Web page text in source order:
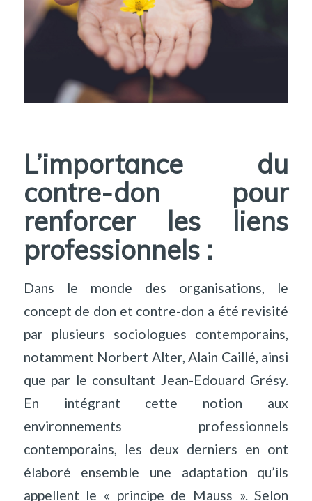
L’importance du
contre-don pour
renforcer les liens
professionnels :
Dans le monde des organisations, le
concept de don et contre-don a été revisité
par plusieurs sociologues contemporains,
notamment Norbert Alter, Alain Caillé, ainsi
que par le consultant Jean-Edouard Grésy.
En intégrant cette notion aux
environnements professionnels
contemporains, les deux derniers en ont
élaboré ensemble une adaptation qu’ils
appellent le « principe de Mauss ». Selon